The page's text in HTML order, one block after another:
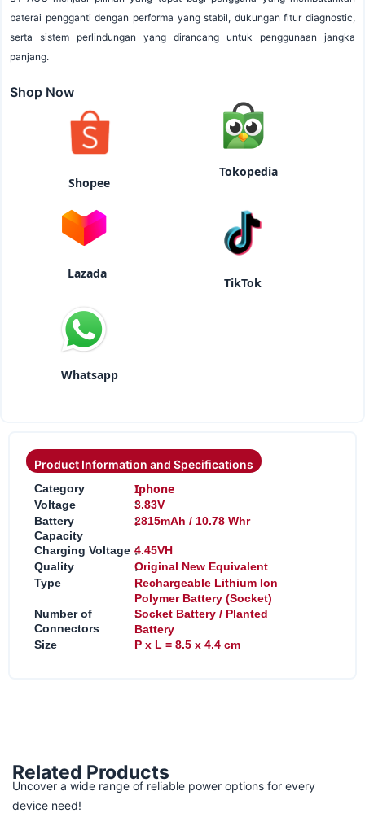
baterai pengganti dengan performa yang stabil, dukungan fitur diagnostic,
serta sistem perlindungan yang dirancang untuk penggunaan jangka
panjang.
Shop Now
Shopee
Tokopedia
Lazada
TikTok
Whatsapp
Product Information and Specifications
Category :Iphone
Voltage :3.83V
Battery
Capacity
:2815mAh / 10.78 Whr
Charging Voltage :4.45VH
Quality
:Original New Equivalent
Type
:Rechargeable Lithium Ion
Polymer Battery (Socket)
Number of
Connectors
:Socket Battery / Planted
Battery
Size
:P x L = 8.5 x 4.4 cm
Related Products
Uncover a wide range of reliable power options for every
device need!